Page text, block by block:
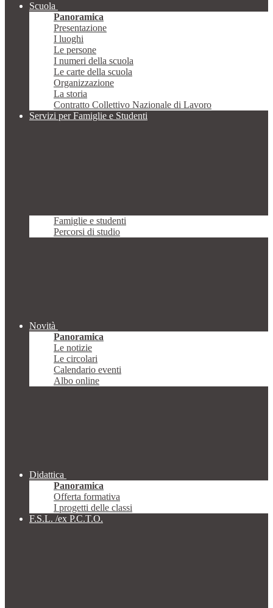
Scuola
Panoramica
Presentazione
I luoghi
Le persone
I numeri della scuola
Le carte della scuola
Organizzazione
La storia
Contratto Collettivo Nazionale di Lavoro
Servizi per Famiglie e Studenti
Famiglie e studenti
Percorsi di studio
Novità
Panoramica
Le notizie
Le circolari
Calendario eventi
Albo online
Didattica
Panoramica
Offerta formativa
I progetti delle classi
F.S.L. /ex P.C.T.O.